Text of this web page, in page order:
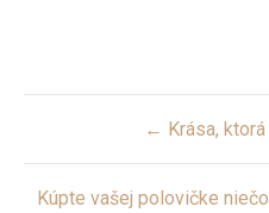
← Krása,
Kúpte vašej polovičke